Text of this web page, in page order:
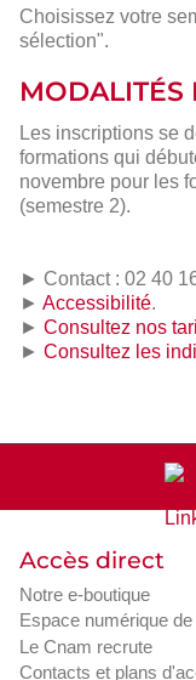
Choisissez votre
sélection".
MODALITÉS
Les inscriptions se
formations qui
novembre pour les
(semestre 2).
► Contact : 02 40
► Accessibilité.
► Consultez nos
► Consultez les
Accès direct
Notre e-boutique
Espace numérique
Le Cnam recrute
Contacts et plans